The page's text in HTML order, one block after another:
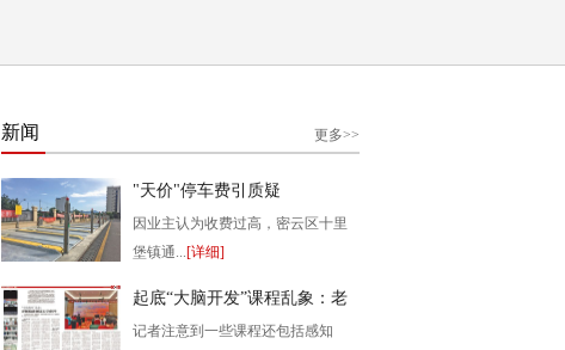
新闻 更多>>
"天价"停车费引质疑
因业主认为收费过高，密云区十里
堡镇通...[详细]
起底“大脑开发”课程乱象：老
师称不懂原理
记者注意到一些课程还包括感知